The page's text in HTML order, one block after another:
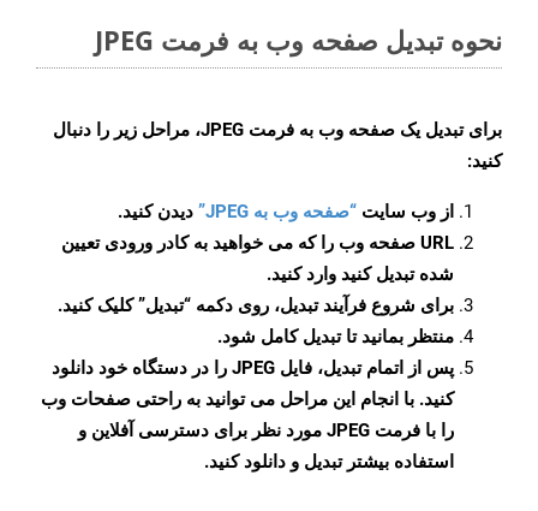
نحوه تبدیل صفحه وب به فرمت JPEG
برای تبدیل یک صفحه وب به فرمت JPEG، مراحل زیر را دنبال
کنید:
از وب سایت “صفحه وب به JPEG”
دیدن کنید.
URL صفحه وب را که می خواهید به کادر ورودی تعیین
شده تبدیل کنید وارد کنید.
برای شروع فرآیند تبدیل، روی دکمه “تبدیل” کلیک کنید.
منتظر بمانید تا تبدیل کامل شود.
پس از اتمام تبدیل، فایل JPEG را در دستگاه خود دانلود
کنید. با انجام این مراحل می توانید به راحتی صفحات وب
را با فرمت JPEG مورد نظر برای دسترسی آفلاین و
استفاده بیشتر تبدیل و دانلود کنید.